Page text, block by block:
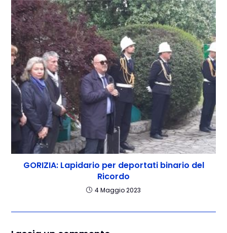
GORIZIA: Lapidario per deportati binario del
Ricordo
4 Maggio 2023